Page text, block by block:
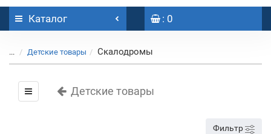
Каталог : 0
... Детские товары Скалодромы
Детские товары
Фильтр